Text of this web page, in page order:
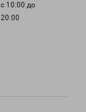
с 10:00 до
20:00